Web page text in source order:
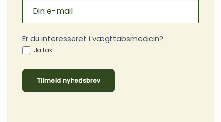
Er du interesseret i vægttabsmedicin?
Ja tak
Tilmeld nyhedsbrev